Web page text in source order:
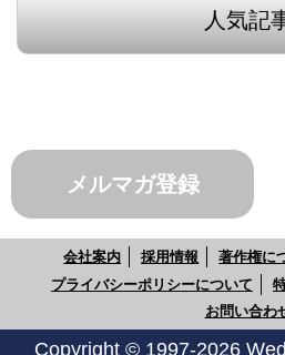
人気記
メルマガ登録
会社案内 採用情報 著作権に
プライバシーポリシーについて
お問い合わ
Copyright © 1997-2026